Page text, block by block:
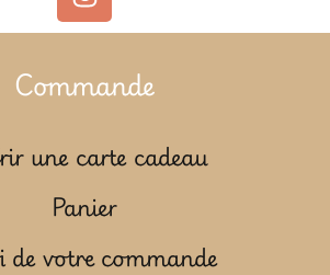
Commande
une carte cadeau
Panier
de votre commande